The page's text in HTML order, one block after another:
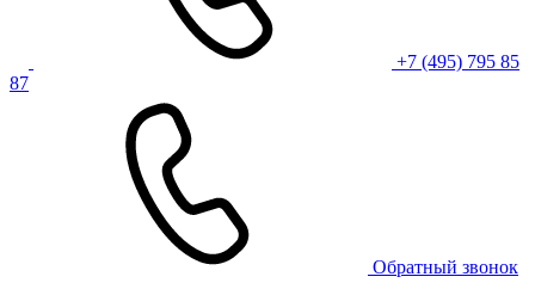
+7 (495) 795 85
87
Обратный звонок